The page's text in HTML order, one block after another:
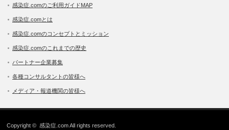
感染症.comのご利用ガイドMAP
感染症.comとは
感染症.comのコンセプトとミッション
感染症.comのこれまでの歴史
パートナー企業募集
各種コンサルタントの皆様へ
メディア・報道機関の皆様へ
Copyright ©感染症.comAll rights reserved.